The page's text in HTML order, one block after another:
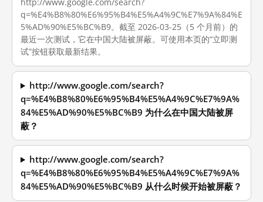
q=%E4%B8%80%E6%95%B4%E5%A4%9C%E7%9A%84%E
5%AD%90%E5%BC%B9。截至 2026-03-25（5 个月前）的
最近一次测试，它在中国大陆被屏蔽。可使用本页的“立即测
试”按钮获取最新结果。
http://www.google.com/search?
q=%E4%B8%80%E6%95%B4%E5%A4%9C%E7%9A%
84%E5%AD%90%E5%BC%B9 为什么在中国大陆被屏
蔽？
http://www.google.com/search?
q=%E4%B8%80%E6%95%B4%E5%A4%9C%E7%9A%
84%E5%AD%90%E5%BC%B9 从什么时候开始被屏蔽？